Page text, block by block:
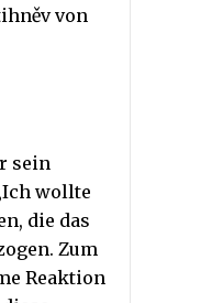
von
sein
wollte
die das
Zum
Reaktion